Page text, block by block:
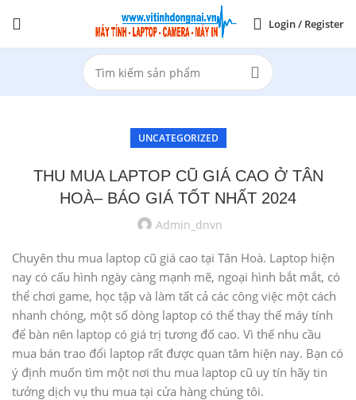
Login / Register
UNCATEGORIZED
THU MUA LAPTOP CŨ GIÁ CAO Ở TÂN
HOÀ– BÁO GIÁ TỐT NHẤT 2024
Admin_dnvn
Chuyên thu mua laptop cũ giá cao tại Tân Hoà. Laptop hiện
nay có cấu hình ngày càng mạnh mẽ, ngoại hình bắt mắt, có
thể chơi game, học tập và làm tất cả các công việc một cách
nhanh chóng, một số dòng laptop có thể thay thế máy tính
để bàn nên laptop có giá trị tương đố cao. Vì thế nhu cầu
mua bán trao đổi laptop rất được quan tâm hiện nay. Bạn có
ý định muốn tìm một nơi thu mua laptop cũ uy tín hãy tin
tưởng dịch vụ thu mua tại cửa hàng chúng tôi.